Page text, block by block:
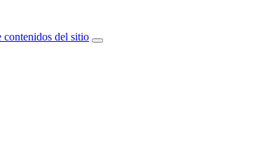
contenidos del sitio